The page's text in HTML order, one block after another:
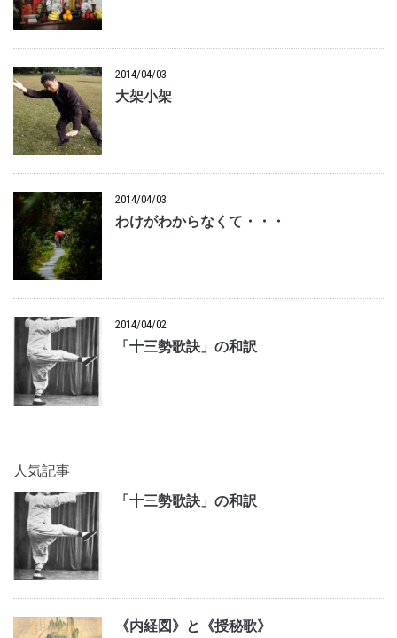
2014/04/03
大架小架
2014/04/03
わけがわからなくて・・・
2014/04/02
「十三勢歌訣」の和訳
人気記事
「十三勢歌訣」の和訳
《内経図》と《授秘歌》